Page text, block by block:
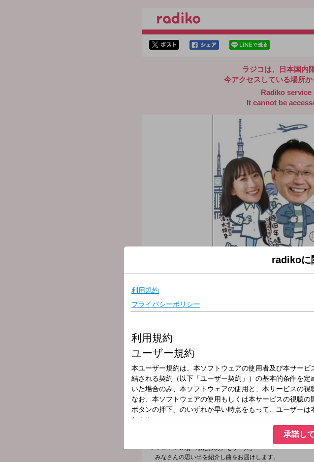
ラジコは、日本国内
今アクセスしている場所
Radiko service
It cannot be
放送時間
番組名
原田年晴 かぶりつきサーズデー！(3)
原田年晴かぶりつきサーズデー
身近な話題とお得な情報、鉄道大好き 旅大好きな原田年晴が
とっておきの話に、かぶりついてください。
▽１４：１０頃「ジャーナル」
▽１５：００「ご当地かぶりつきの旅」
原田年晴が、日本全国、様々な場所へご案内します。
▽１６：１５頃「私だけのメモリーズ」
みなさんの思い出を紹介し曲をお届けします。
radikoに
承諾し